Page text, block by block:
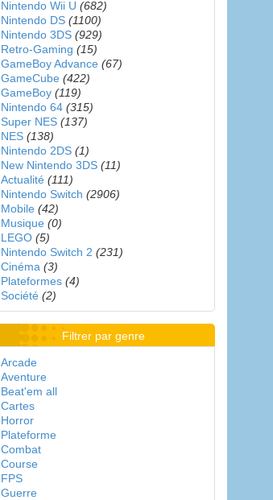
Nintendo Wii U (682)
Nintendo DS (1100)
Nintendo 3DS (929)
Retro-Gaming (15)
GameBoy Advance (67)
GameCube (422)
GameBoy (119)
Nintendo 64 (315)
Super NES (137)
NES (138)
Nintendo 2DS (1)
New Nintendo 3DS (11)
Actualité (111)
Nintendo Switch (2906)
Mobile (42)
Musique (0)
LEGO (5)
Nintendo Switch 2 (231)
Cinéma (3)
Plateformes (4)
Société (2)
Filtrer par genre
Arcade
Aventure
Beat'em all
Cartes
Horror
Plateforme
Combat
Course
FPS
Guerre